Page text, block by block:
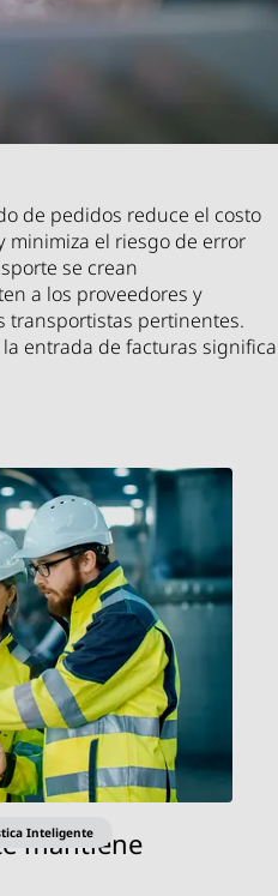
de pedidos reduce el costo
minimiza el riesgo de error
se crean
a los proveedores y
transportistas pertinentes.
entrada de facturas significa
mantiene
Inteligente